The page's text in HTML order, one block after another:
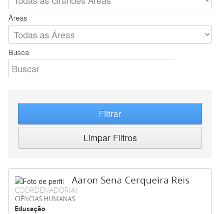
Áreas
Busca
Filtrar
Limpar Filtros
Aaron Sena Cerqueira Reis
COORDENADOR(A)
CIÊNCIAS HUMANAS
Educação